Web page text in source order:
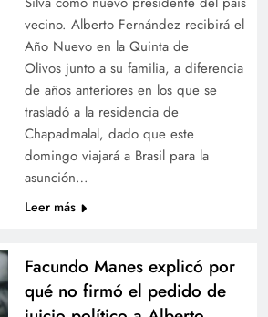
vecino. Alberto Fernández recibirá el
Año Nuevo en la Quinta de
Olivos junto a su familia, a diferencia
de años anteriores en los que se
trasladó a la residencia de
Chapadmalal, dado que este
domingo viajará a Brasil para la
asunción…
Leer más
Facundo Manes explicó por
qué no firmó el pedido de